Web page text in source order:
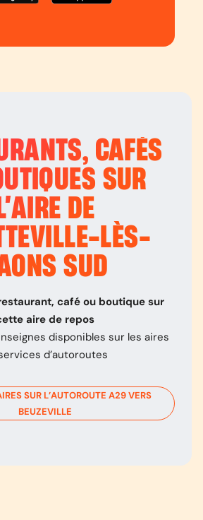
CAFÉS
SUR
L’AIRE DE
LÈS-
SUD
café ou boutique sur
aire de repos
disponibles sur les aires
d’autoroutes
SUR L’AUTOROUTE A29VERS
BEUZEVILLE